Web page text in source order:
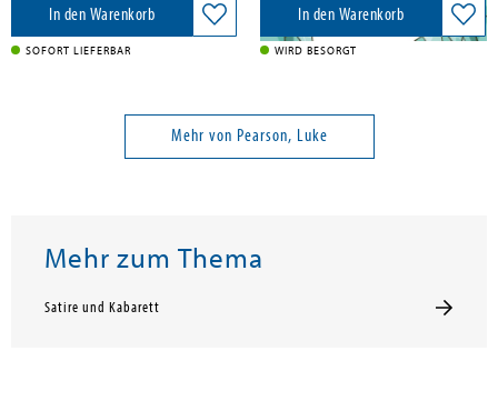
In den Warenkorb
SOFORT LIEFERBAR
In den Warenkorb
WIRD BESORGT
Mehr von Pearson, Luke
Mehr zum Thema
Satire und Kabarett